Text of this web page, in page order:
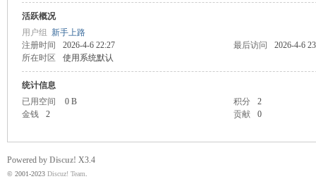
活跃概况
用户组 新手上路
注册时间
2026-4-6 22:27 最后访问
2026-4-6
所在时区
使用系统默认
统计信息
已用空间
0 B 积分
2
金钱
2 贡献 0
Powered by Discuz! X3.4
© 2001-2023 Discuz! Team